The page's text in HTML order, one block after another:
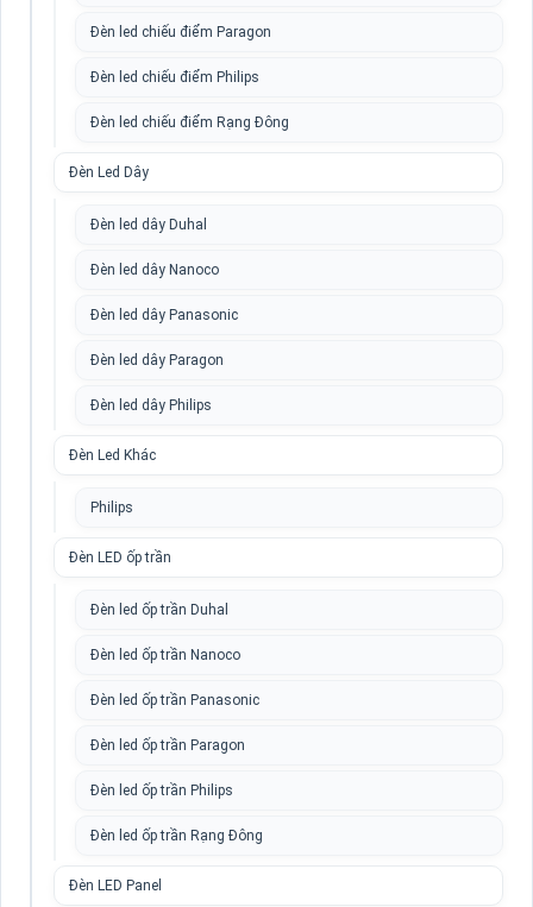
Đèn led chiếu điểm Paragon
Đèn led chiếu điểm Philips
Đèn led chiếu điểm Rạng Đông
Đèn Led Dây
Đèn led dây Duhal
Đèn led dây Nanoco
Đèn led dây Panasonic
Đèn led dây Paragon
Đèn led dây Philips
Đèn Led Khác
Philips
Đèn LED ốp trần
Đèn led ốp trần Duhal
Đèn led ốp trần Nanoco
Đèn led ốp trần Panasonic
Đèn led ốp trần Paragon
Đèn led ốp trần Philips
Đèn led ốp trần Rạng Đông
Đèn LED Panel